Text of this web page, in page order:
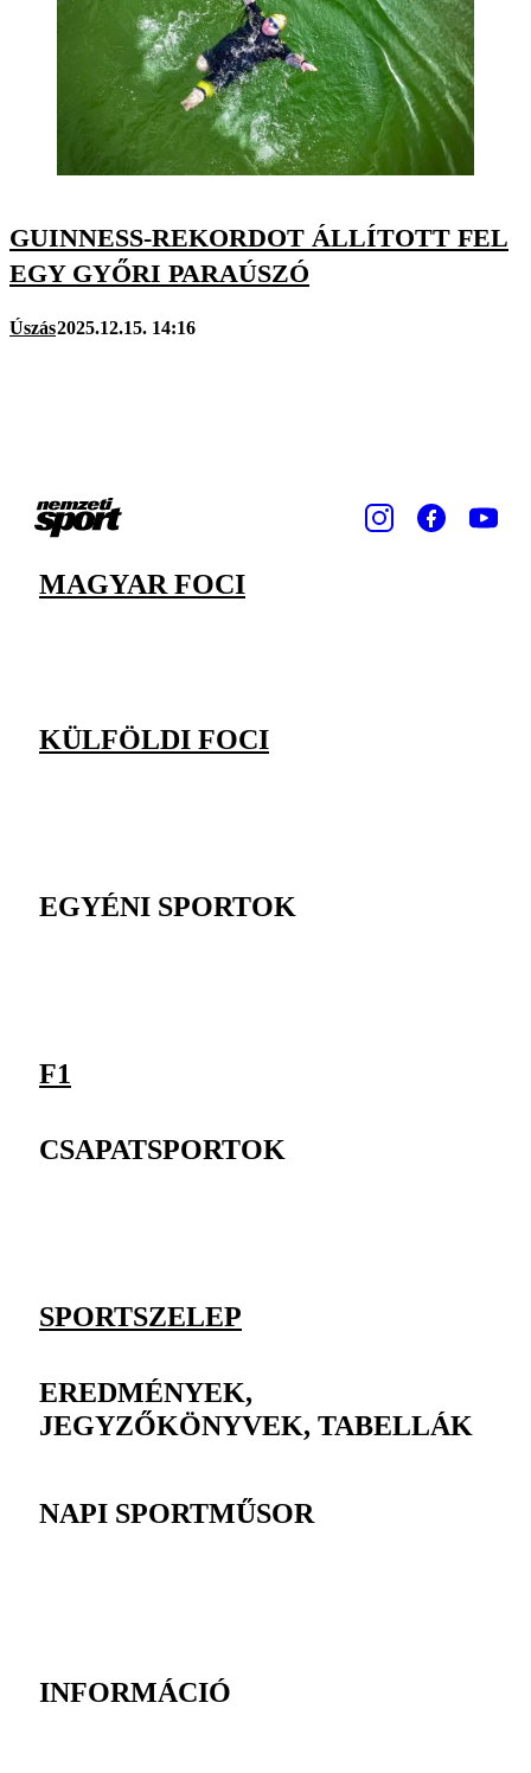
GUINNESS-REKORDOT ÁLLÍTOTT FEL
EGY GYŐRI PARAÚSZÓ
Úszás2025.12.15. 14:16
MAGYAR FOCI
KÜLFÖLDI FOCI
EGYÉNI SPORTOK
F1
CSAPATSPORTOK
SPORTSZELEP
EREDMÉNYEK,
JEGYZŐKÖNYVEK, TABELLÁK
NAPI SPORTMŰSOR
INFORMÁCIÓ